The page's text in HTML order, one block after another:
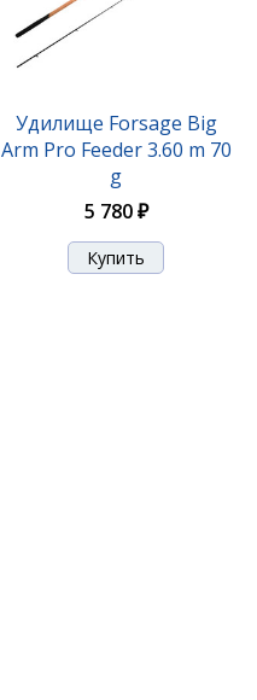
Удилище Forsage Big
Arm Pro Feeder 3.60 m 70
g
5 780 ₽